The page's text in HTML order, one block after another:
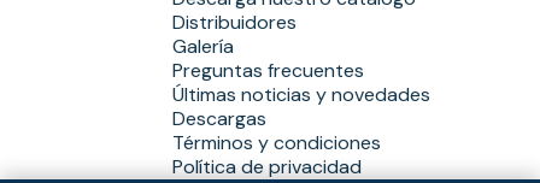
Distribuidores
Galería
Preguntas frecuentes
Últimas noticias y novedades
Descargas
Términos y condiciones
Política de privacidad